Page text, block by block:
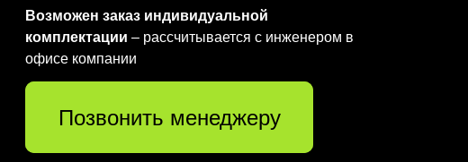
Возможен заказ индивидуальной
комплектации – рассчитывается с инженером в
офисе компании
Смотреть проект
Позвонить менеджеру